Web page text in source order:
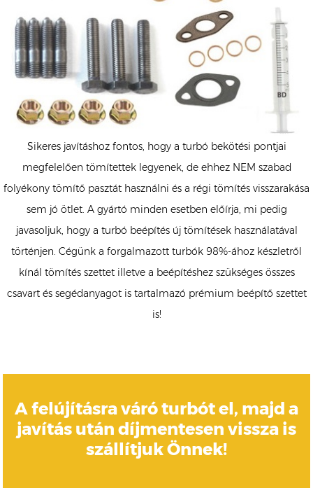
Sikeres javításhoz fontos, hogy a turbó bekötési pontjai
megfelelően tömítettek legyenek, de ehhez NEM szabad
folyékony tömítő pasztát használni és a régi tömítés visszarakása
sem jó ötlet. A gyártó minden esetben előírja, mi pedig
javasoljuk, hogy a turbó beépítés új tömítések használatával
történjen. Cégünk a forgalmazott turbók 98%-ához készletről
kínál tömítés szettet illetve a beépítéshez szükséges összes
csavart és segédanyagot is tartalmazó prémium beépítő szettet
is!
A felújításra váró turbót el, majd a
javítás után díjmentesen vissza is
szállítjuk Önnek!